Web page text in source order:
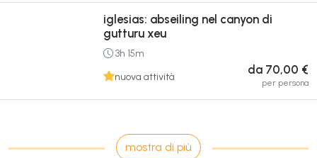
iglesias: abseiling nel canyon di
gutturu xeu
3h 15m
nuova attività
da 70,00 €
per persona
mostra di più